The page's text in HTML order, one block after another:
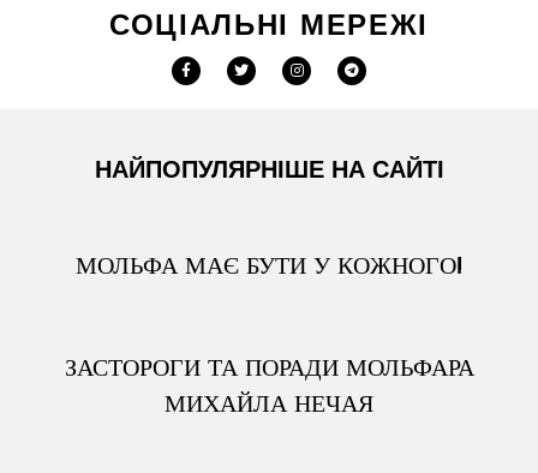
СОЦІАЛЬНІ МЕРЕЖІ
НАЙПОПУЛЯРНІШЕ НА САЙТІ
МОЛЬФА МАЄ БУТИ У КОЖНОГО!
ЗАСТОРОГИ ТА ПОРАДИ МОЛЬФАРА
МИХАЙЛА НЕЧАЯ